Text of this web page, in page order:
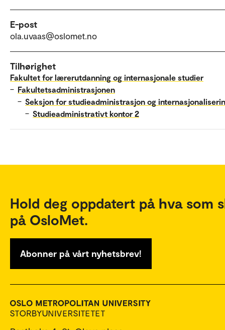
E-post
ola.uvaas@oslomet.no
Tilhørighet
Fakultet for lærerutdanning og internasjonale studier
– Fakultetsadministrasjonen
– Seksjon for studieadministrasjon og
– Studieadministrativt kontor 2
Hold deg oppdatert på hva som
på OsloMet.
Abonner på vårt nyhetsbrev!